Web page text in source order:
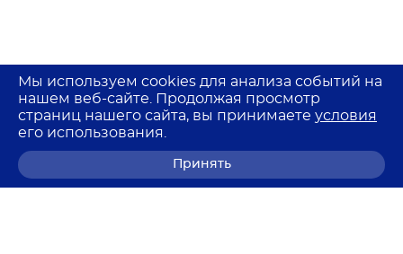
Мы используем cookies для анализа событий на
нашем веб-сайте. Продолжая просмотр
страниц нашего сайта, вы принимаете условия
его использования.
Принять